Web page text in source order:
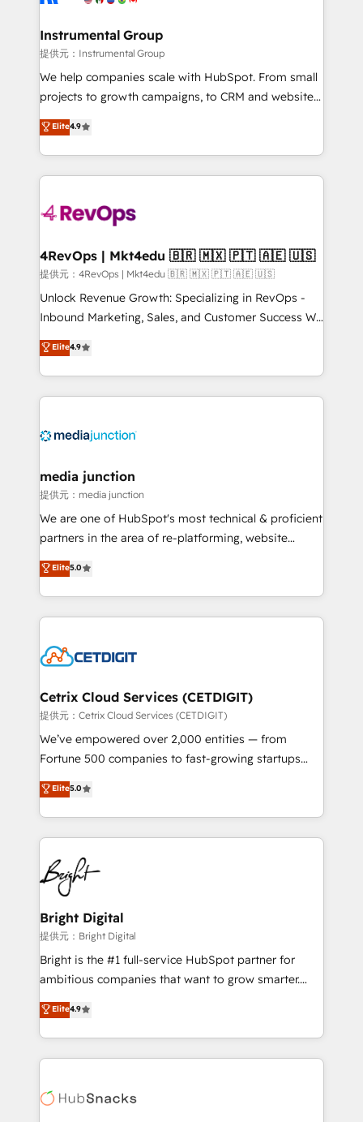
agency for a growth problem. Hire a partner built to
Premier Partner 2023 🌟5 HubSpot Accreditations 🌟
Won HubSpot Theme Challenge 2021 🌟INBOUND’19
HubSpot Rising Star Why us? Harnessing the full
potential of the powerful HubSpot CRM. ✔️A team of
HubSpot experience ✔️Flexible pricing models —
Hourly-fee (assigned one Dedicated HubSpot
requirement). ✔️Helped over 25,000+ customers so
far with our HubSpot solutions. ✔️Bespoke apps &
on-demand bundle services. Connect with us today!
Instrumental Group
提供元：Instrumental Group
We help companies scale with HubSpot. From small
projects to growth campaigns, to CRM and websites.
Hire an agency that's experienced in every inch of
HubSpot and willing to work hand-in-hand with your
team to simplify the complex and build a better
experience for your team and customers.
Elite4.9
4RevOps | Mkt4edu 🇧🇷 🇲🇽 🇵🇹 🇦🇪 🇺🇸
提供元：4RevOps | Mkt4edu 🇧🇷 🇲🇽 🇵🇹 🇦🇪 🇺🇸
Unlock Revenue Growth: Specializing in RevOps -
Inbound Marketing, Sales, and Customer Success We
specialize in driving revenue growth for companies
across industries through tailored marketing, sales,
and customer success strategies, utilizing RevOps
methodologies. As Latin America's largest HubSpot
offer unparalleled insights. Operating in five
Mexico, USA, and Portugal—we've executed over a
hundred successful operations. Our approach,
rooted in RevOps principles, integrates analysis,
training, planning, and qualification. Leveraging
inbound marketing tactics, we focus on
understanding, nurturing, and converting leads.
competitive market.
Elite4.9
media junction
提供元：media junction
We are one of HubSpot's most technical & proficient
partners in the area of re-platforming, website
design & development. We specialize in multi-hub
implementations for mid-market & enterprise
companies. We are woman-owned, powered by
coffee, and we ❤️ dogs. We produce award-winning
Impact Award 🏆2022 Technical Expertise Impact
Award 🏆2020 Elite Solutions Partner 🏆2019
Integrations HubSpot Impact Award 🏆2019
Marketing Enablement HubSpot Impact Award 🏆
2018 Website Design HubSpot Impact Award 🏆2017
Growth-Driven Design Agency of the Year 🏆2016
Sales Enablement HubSpot Impact Award 🏆2015
HubSpot COS Performance Award 🏆2014 HubSpot
COS Design Award 🏆2013 HubSpot Marketplace
Partner 📆Founded in 1997
Elite5.0
Cetrix Cloud Services (CETDIGIT)
提供元：Cetrix Cloud Services (CETDIGIT)
We’ve empowered over 2,000 entities — from
Fortune 500 companies to fast-growing startups
and nonprofits — to streamline operations, scale
revenue, and unlock the full potential of HubSpot.
With deep technical and industry expertise, we fuse
automation, integration, and AI innovation to deliver
lasting impact. We specialize in: • Turnkey and end-
to-end HubSpot implementations • Onboarding for
Sales, Service, Marketing & Content Hubs • AI voice
and chat agents, predictive automation, and smart
workflows • Salesforce + HubSpot integration •
RevOps and AI-driven sales enablement • Website
design and CMS development • ERP integration: SAP,
and CRM migration from any platform •
Client/member portals built on HubSpot • Custom
WooCommerce, BuilderTrend, and more Experience
the difference — reach out to see how AI + HubSpot
Elite5.0
Bright Digital
提供元：Bright Digital
Bright is the #1 full-service HubSpot partner for
ambitious companies that want to grow smarter.
From HubSpot onboarding, to training, from
developing a new website to lead generation and
digital marketing; we do it all (and with great
results)! In short, our services include: - HubSpot
HubSpot development: websites, custom modules,
Elite4.9